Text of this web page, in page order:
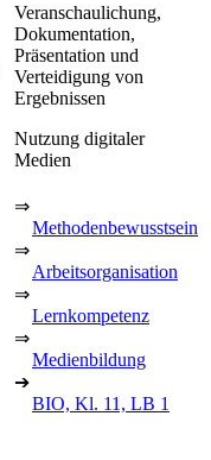
Veranschaulichung,
Dokumentation,
Präsentation und
Verteidigung von
Ergebnissen
Nutzung digitaler
Medien
⇒
Methodenbewusstsein
⇒
Arbeitsorganisation
⇒
Lernkompetenz
⇒
Medienbildung
➔
BIO, Kl. 11, LB 1